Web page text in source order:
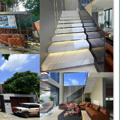
Video hình ảnh thi công nhà
anh Hiếu
Video bàn giao nhà chị
Phượng – Nhà Bè TPHCM